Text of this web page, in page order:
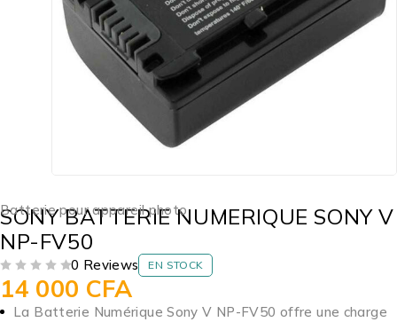
Batterie pour appareil photo
SONY BATTERIE NUMERIQUE SONY V
NP-FV50
0 Reviews EN STOCK
14 000 CFA
La Batterie Numérique Sony V NP-FV50 offre une charge